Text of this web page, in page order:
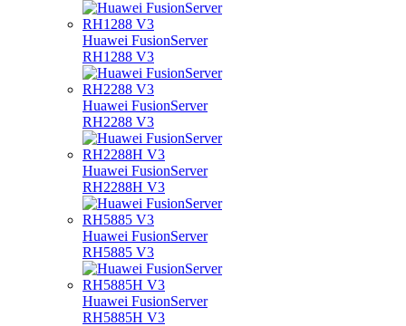
Huawei FusionServer
RH1288 V3
Huawei FusionServer
RH2288 V3
Huawei FusionServer
RH2288H V3
Huawei FusionServer
RH5885 V3
Huawei FusionServer
RH5885H V3